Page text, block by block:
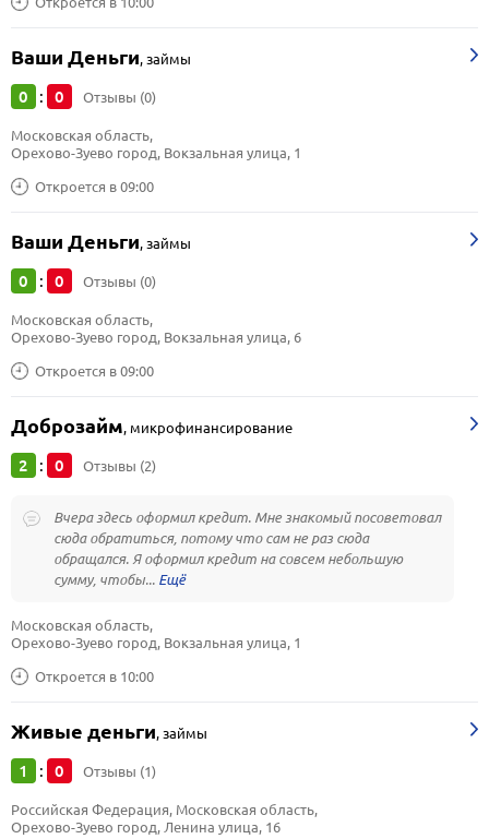
Ваши Деньги,займы
0 : 0 Отзывы (0)
Откроется в 09:00
Московская область,
Орехово-Зуево город, Вокзальная улица, 1
Ваши Деньги,займы
0 : 0 Отзывы (0)
Откроется в 09:00
Московская область,
Орехово-Зуево город, Вокзальная улица, 6
Доброзайм, микрофинансирование
2 : 0 Отзывы (2)
Вчера здесь оформил кредит. Мне знакомый посоветовал
сюда обратиться, потому что сам не раз сюда
обращался. Я оформил кредит на совсем небольшую
сумму, чтобы...
Откроется в 10:00
Московская область,
Орехово-Зуево город, Вокзальная улица, 1
Живые деньги,займы
1 : 0 Отзывы (1)
Российская Федерация, Московская область,
Орехово-Зуево город, Ленина улица, 16